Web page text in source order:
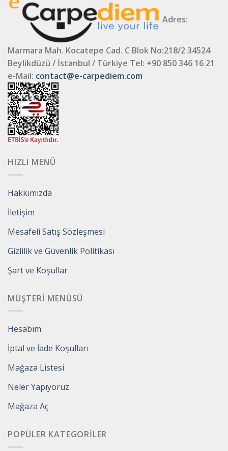
Adres:
Marmara Mah. Kocatepe Cad. C Blok No:218/2 34524
Beylikdüzü / İstanbul / Türkiye Tel: +90 850 346 16 21
e-Mail: contact@e-carpediem.com
HIZLI MENÜ
Hakkımızda
İletişim
Mesafeli Satış Sözleşmesi
Gizlilik ve Güvenlik Politikası
Şart ve Koşullar
MÜŞTERI MENÜSÜ
Hesabım
İptal ve İade Koşulları
Mağaza Listesi
Neler Yapıyoruz
Mağaza Aç
POPÜLER KATEGORILER